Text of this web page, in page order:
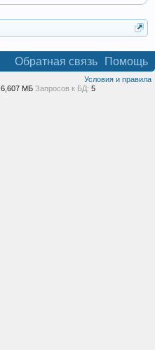
Обратная связь Помощь
Условия и правила
6,607 МБ Запросов к БД: 5